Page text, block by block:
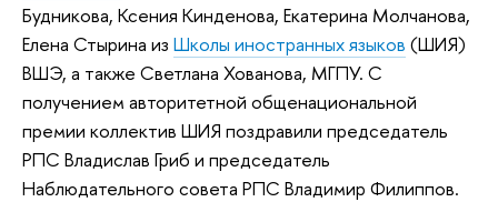
Будникова, Ксения Кинденова, Екатерина Молчанова,
Елена Стырина из Школы иностранных языков (ШИЯ)
ВШЭ, а также Светлана Хованова, МГПУ. С
получением авторитетной общенациональной
премии коллектив ШИЯ поздравили председатель
РПС Владислав Гриб и председатель
Наблюдательного совета РПС Владимир Филиппов.